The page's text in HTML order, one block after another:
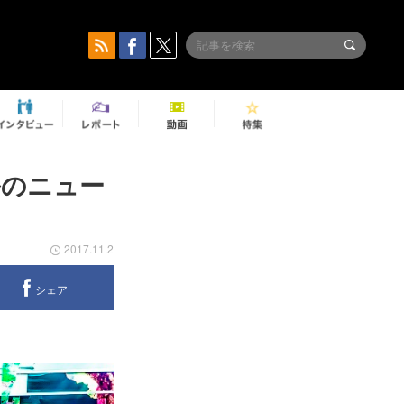
ニュー
2017.11.2
シェア